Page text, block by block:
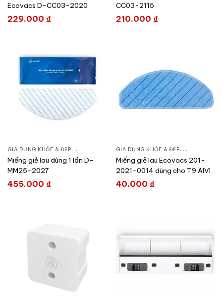
Ecovacs D-CC03-2020
229.000 ₫
CC03-2115
210.000 ₫
GIA DỤNG KHỎE & ĐẸP, CHĂM SÓC NHÀ CỬA, HÚT BỤI – ROBOT HÚT BỤI
Miếng giẻ lau dùng 1 lần D-
MM25-2027
455.000 ₫
GIA DỤNG KHỎE & ĐẸP, CHĂM SÓC
Miếng giẻ lau Ecovacs 201-
2021-0014 dùng cho T9 AIVI
40.000 ₫